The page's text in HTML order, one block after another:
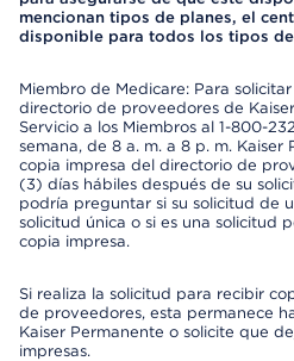
mencionan tipos de planes, el
disponible para todos los tipos
Miembro de Medicare: Para
directorio de proveedores de
Servicio a los Miembros al 1-800-
semana, de 8 a. m. a 8 p. m.
copia impresa del directorio de
(3) días hábiles después de su
podría preguntar si su solicitud de
solicitud única o si es una solicitud
copia impresa.
Si realiza la solicitud para recibir
de proveedores, esta permanece
Kaiser Permanente o solicite que
impresas.